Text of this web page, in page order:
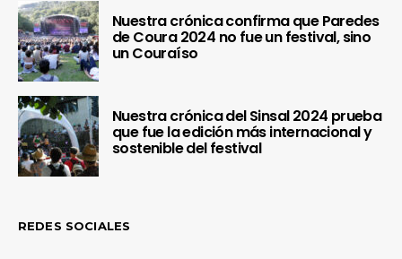
Nuestra crónica confirma que Paredes
de Coura 2024 no fue un festival, sino
un Couraíso
Nuestra crónica del Sinsal 2024 prueba
que fue la edición más internacional y
sostenible del festival
REDES SOCIALES